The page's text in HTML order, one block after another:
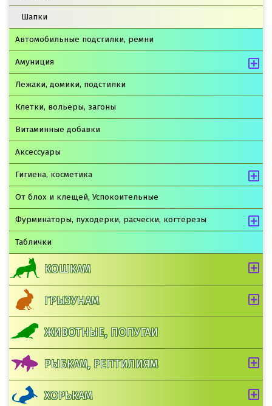
Шапки
Автомобильные подстилки, ремни
Амуниция
Лежаки, домики, подстилки
Клетки, вольеры, загоны
Витаминные добавки
Аксессуары
Гигиена, косметика
От блох и клещей, Успокоительные
Фурминаторы, пуходерки, расчески, когтерезы
Таблички
КОШКАМ
ГРЫЗУНАМ
ЖИВОТНЫЕ, ПОПУГАИ
РЫБКАМ, РЕПТИЛИЯМ
ХОРЬКАМ